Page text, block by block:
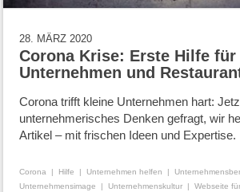
28. MÄRZ 2020
Corona Krise: Erste Hilfe
Unternehmen und
Corona trifft kleine Unternehmen hart:
unternehmerisches Denken gefragt, wir
Artikel ­– mit frischen Ideen und Expertise.
Corona Hilfe Unternehmen helfen
Unternehmensimage
Unternehmenskultur Webseite